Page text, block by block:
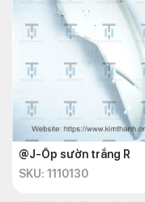
@J-Ốp sườn trắng R
SKU: 1110130